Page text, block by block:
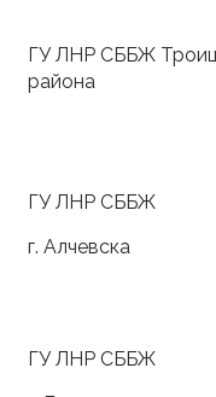
ГУ ЛНР СББЖ
района
ГУ ЛНР СББЖ
г. Алчевска
ГУ ЛНР СББЖ